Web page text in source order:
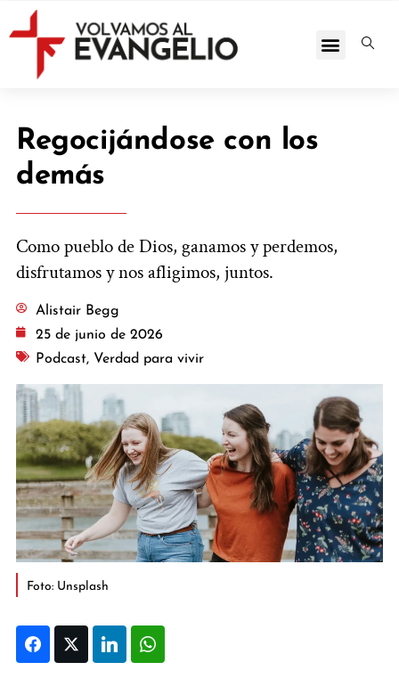
Regocijándose con los
demás
Como pueblo de Dios, ganamos y perdemos,
disfrutamos y nos afligimos, juntos.
Alistair Begg
25 de junio de 2026
Podcast, Verdad para vivir
Foto: Unsplash
FacebookTwitter LinkedIn